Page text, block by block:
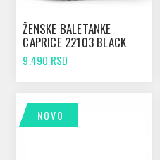
ŽENSKE BALETANKE
CAPRICE 22103 BLACK
COMB
9.490 RSD
NOVO